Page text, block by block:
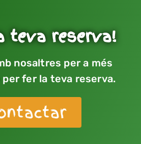
teva reserva!
nosaltres per a més
fer la teva reserva.